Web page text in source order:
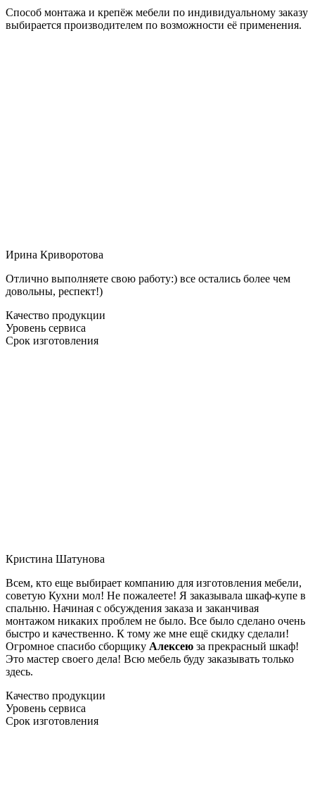
Способ монтажа и крепёж мебели по индивидуальному заказу
выбирается производителем по возможности её применения.
Ирина Криворотова
Отлично выполняете свою работу:) все остались более чем
довольны, респект!)
Качество продукции
Уровень сервиса
Срок изготовления
Кристина Шатунова
Всем, кто еще выбирает компанию для изготовления мебели,
советую Кухни мол! Не пожалеете! Я заказывала шкаф-купе в
спальню. Начиная с обсуждения заказа и заканчивая
монтажом никаких проблем не было. Все было сделано очень
быстро и качественно. К тому же мне ещё скидку сделали!
Огромное спасибо сборщику Алексею за прекрасный шкаф!
Это мастер своего дела! Всю мебель буду заказывать только
здесь.
Качество продукции
Уровень сервиса
Срок изготовления